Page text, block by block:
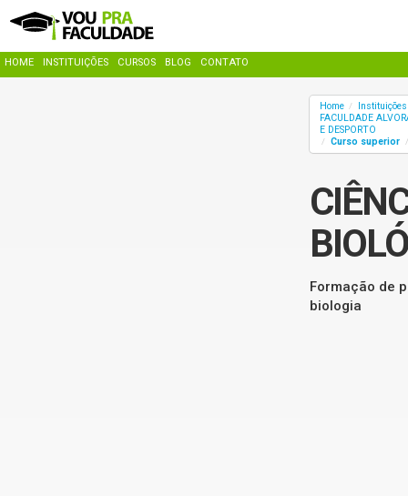
HOME INSTITUIÇÕES CURSOS BLOG CONTATO
Home /
FACULDADE
E DESPORTO
/ Curso superior /
Formação de
biologia